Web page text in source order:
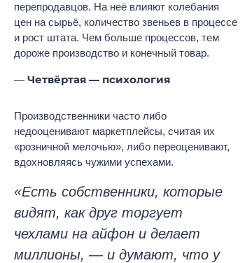
перепродавцов. На неё влияют колебания
цен на сырьё, количество звеньев в процессе
и рост штата. Чем больше процессов, тем
дороже производство и конечный товар.
Четвёртая — психология
Производственники часто либо
недооценивают маркетплейсы, считая их
«розничной мелочью», либо переоценивают,
вдохновляясь чужими успехами.
«Есть собственники, которые
видят, как друг торгует
чехлами на айфон и делает
миллионы, — и думают, что у